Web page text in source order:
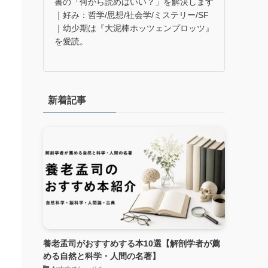
｜好み：哲学/思想/社会学/ミステリー/SF
｜幼少期は『大泥棒ホッツェンプロッツ』
を愛読。
新着記事
養老孟司がおすすめする本10選【解剖学者が薦
める自然と科学・人間の名著】